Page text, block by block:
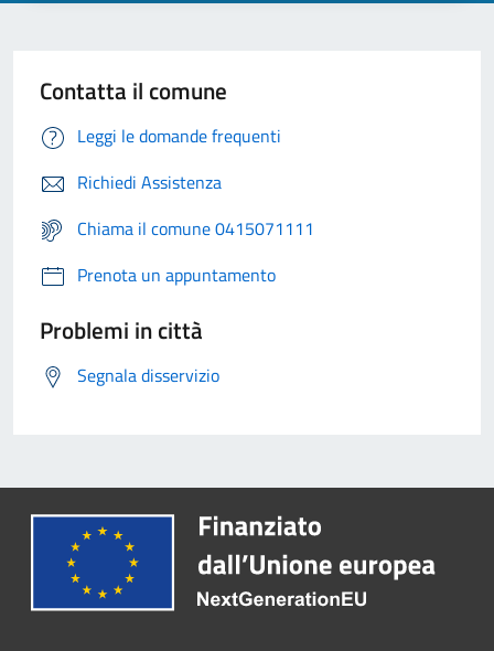
Contatta il comune
Leggi le domande frequenti
Richiedi Assistenza
Chiama il comune 0415071111
Prenota un appuntamento
Problemi in città
Segnala disservizio